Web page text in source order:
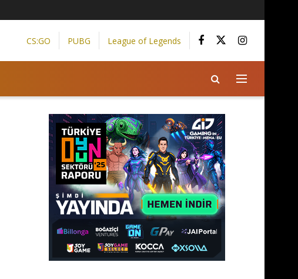
CS:GO PUBG League of Legends